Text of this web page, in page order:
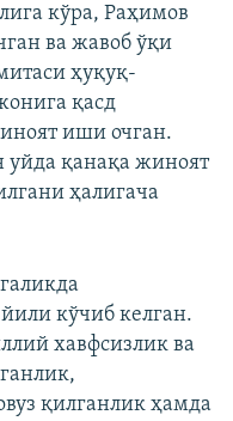
кўра, Раҳимов
ва жавоб ўқи
ҳуқуқ-
қасд
иши очган.
қанақа жиноят
ҳалигача
кўчиб келган.
хавфсизлик ва
қилганлик ҳамда